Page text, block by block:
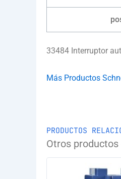
33484 Interruptor
Más Productos
PRODUCTOS
Otros